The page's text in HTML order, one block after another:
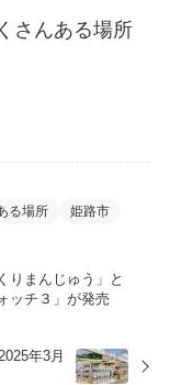
さんある場所
る場所 姫路市
りまんじゅう」と
ッチ３」が発売
年3月